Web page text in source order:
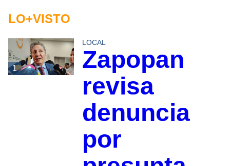
LO+VISTO
1
LOCAL
Zapopan
revisa
denuncia
por